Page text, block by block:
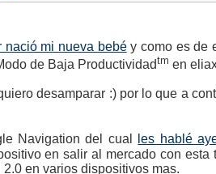
nació mi nueva bebéy como es de
de Baja Productividadtm en
desamparar :) por lo que a
Navigation del cual les hablé
en salir al mercado con
en varios dispositivos mas.